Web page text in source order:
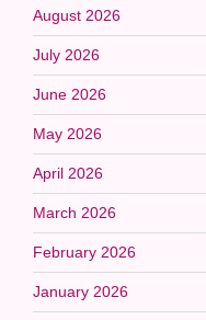
August 2026
July 2026
June 2026
May 2026
April 2026
March 2026
February 2026
January 2026